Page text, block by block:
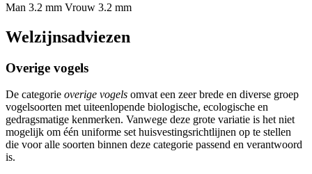
Man 3.2 mm Vrouw 3.2 mm
Welzijnsadviezen
Overige vogels
De categorie overige vogels omvat een zeer brede en diverse groep
vogelsoorten met uiteenlopende biologische, ecologische en
gedragsmatige kenmerken. Vanwege deze grote variatie is het niet
mogelijk om één uniforme set huisvestingsrichtlijnen op te stellen
die voor alle soorten binnen deze categorie passend en verantwoord
is.